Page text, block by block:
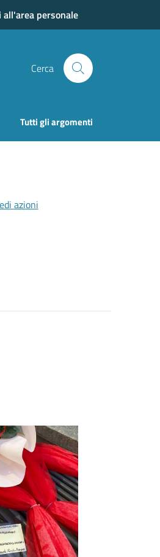
all'area personale
Cerca
Tutti gli argomenti
azioni